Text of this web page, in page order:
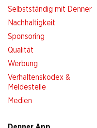
Selbstständig mit Denner
Nachhaltigkeit
Sponsoring
Qualität
Werbung
Verhaltenskodex &
Meldestelle
Medien